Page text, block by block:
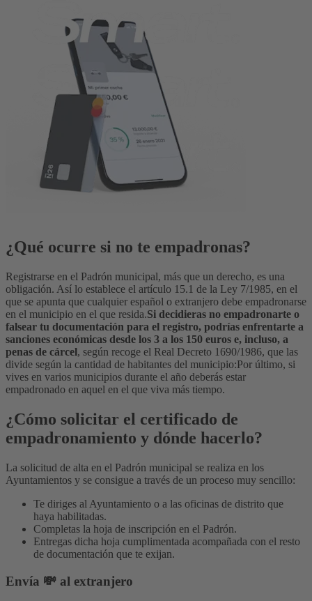
¿Qué ocurre si no te empadronas?
Registrarse en el Padrón municipal, más que un derecho, es una
obligación. Así lo establece el artículo 15.1 de la Ley 7/1985, en el
que se apunta que cualquier español o extranjero debe empadronarse
en el municipio en el que resida.Si decidieras no empadronarte o
falsear tu documentación para el registro, podrías enfrentarte a
sanciones económicas desde los 3 a los 150 euros e, incluso, a
penas de cárcel, según recoge el Real Decreto 1690/1986, que las
divide según la cantidad de habitantes del municipio:Por último, si
vives en varios municipios durante el año deberás estar
empadronado en aquel en el que viva más tiempo.
¿Cómo solicitar el certificado de
empadronamiento y dónde hacerlo?
La solicitud de alta en el Padrón municipal se realiza en los
Ayuntamientos y se consigue a través de un proceso muy sencillo:
Te diriges al Ayuntamiento o a las oficinas de distrito que
haya habilitadas.
Completas la hoja de inscripción en el Padrón.
Entregas dicha hoja cumplimentada acompañada con el resto
de documentación que te exijan.
Envía 💸 al extranjero